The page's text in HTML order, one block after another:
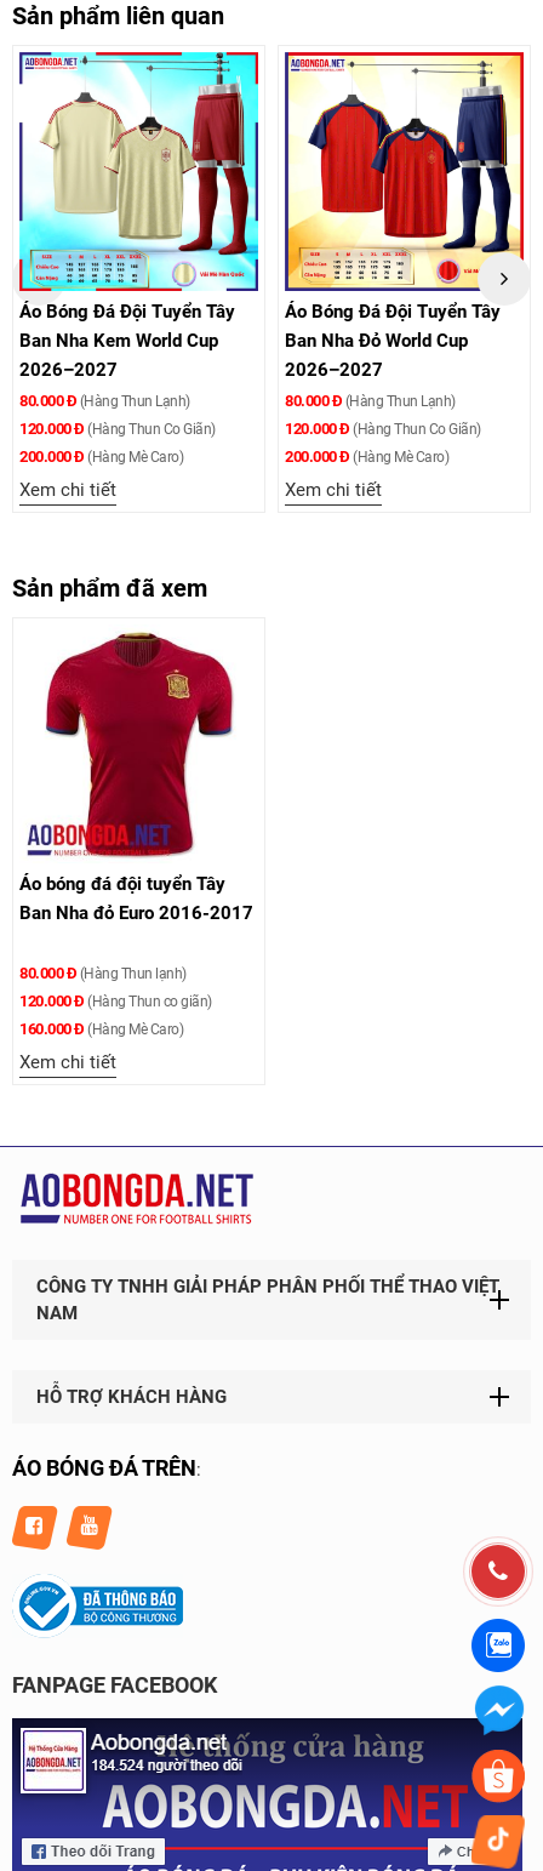
Sản phẩm liên quan
Áo Bóng Đá Đội Tuyển Tây
Ban Nha Kem World Cup
2026–2027
80.000 Đ(Hàng Thun Lạnh)
120.000 Đ(Hàng Thun Co Giãn)
200.000 Đ(Hàng Mè Caro)
Xem chi tiết
Áo Bóng Đá Đội Tuyển Tây
Ban Nha Đỏ World Cup
2026–2027
80.000 Đ(Hàng Thun Lạnh)
120.000 Đ(Hàng Thun Co Giãn)
200.000 Đ(Hàng Mè Caro)
Xem chi tiết
Sản phẩm đã xem
Áo bóng đá đội tuyển Tây
Ban Nha đỏ Euro 2016-2017
80.000 Đ (Hàng Thun lạnh)
120.000 Đ (Hàng Thun co giãn)
160.000 Đ (Hàng Mè Caro)
Xem chi tiết
CÔNG TY TNHH GIẢI PHÁP PHÂN PHỐI THỂ THAO VIỆT
NAM
HỖ TRỢ KHÁCH HÀNG
ÁO BÓNG ĐÁ TRÊN:
FANPAGE FACEBOOK